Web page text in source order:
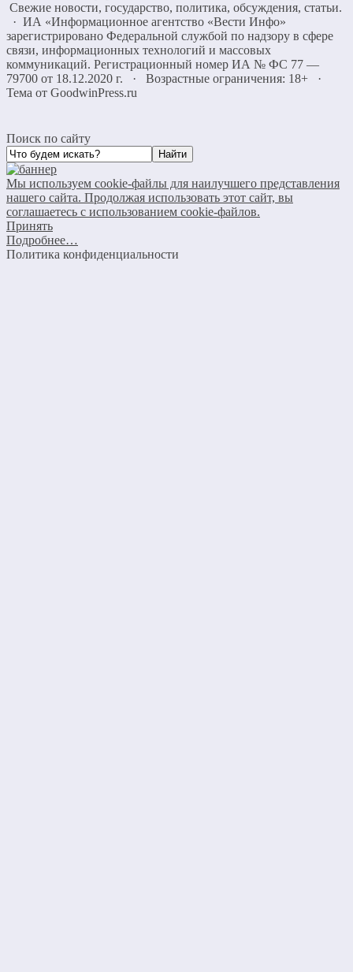
Свежие новости, государство, политика, обсуждения, статьи.
· ИА «Информационное агентство «Вести Инфо»
зарегистрировано Федеральной службой по надзору в сфере
связи, информационных технологий и массовых
коммуникаций. Регистрационный номер ИА № ФС 77 —
79700 от 18.12.2020 г. · Возрастные ограничения: 18+
·
Тема от GoodwinPress.ru
Поиск по сайту
Мы используем cookie-файлы для наилучшего представления
нашего сайта. Продолжая использовать этот сайт, вы
соглашаетесь с использованием cookie-файлов.
Принять
Подробнее…
Политика конфиденциальности